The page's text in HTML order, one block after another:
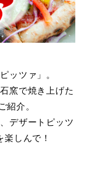
ッツァ」。
窯で焼き上げた
介。
デザートピッツ
しんで！